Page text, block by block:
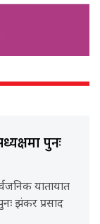
पुनः
यातायात
झंकर प्रसाद